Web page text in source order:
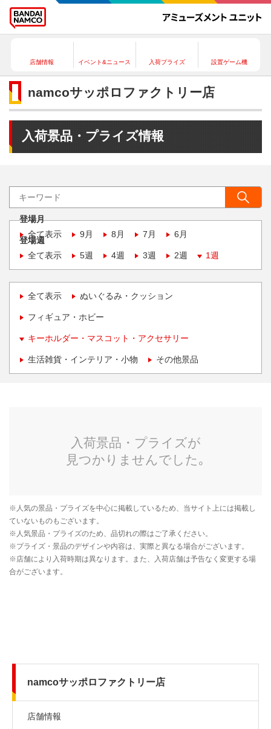
店舗情報 イベント&ニュース 入荷プライズ 設置ゲーム機
namcoサッポロファクトリー店
入荷景品・プライズ情報
登場月
全て表示
9月 8月 7月 6月
登場週
全て表示
5週 4週 3週 2週 1週
全て表示 ぬいぐるみ・クッション
フィギュア・ホビー
キーホルダー・マスコット・アクセサリー
生活雑貨・インテリア・小物 その他景品
namcoサッポロファクトリー店
店舗情報